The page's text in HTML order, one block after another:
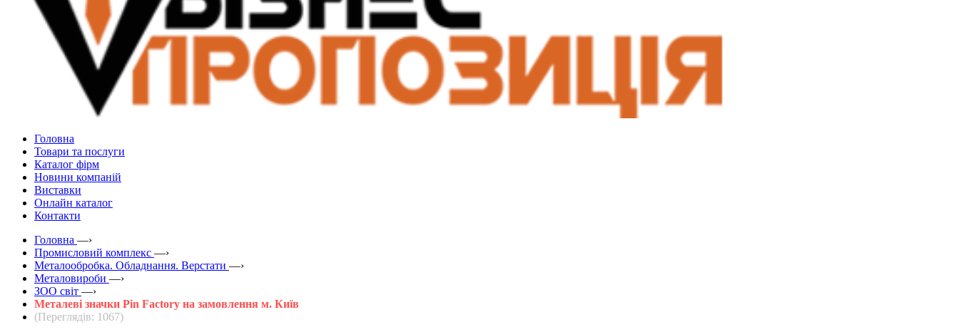
Головна
Товари та послуги
Каталог фірм
Новини компаній
Виставки
Онлайн каталог
Контакти
Головна —›
Промисловий комплекс —›
Металообробка. Обладнання. Верстати —›
Металовироби —›
ЗOO світ —›
Металеві значки Pin Factory на замовлення м. Київ
(Переглядів: 1067)